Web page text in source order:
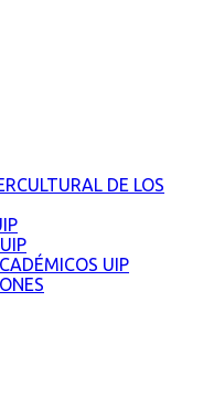
DE LOS
UIP